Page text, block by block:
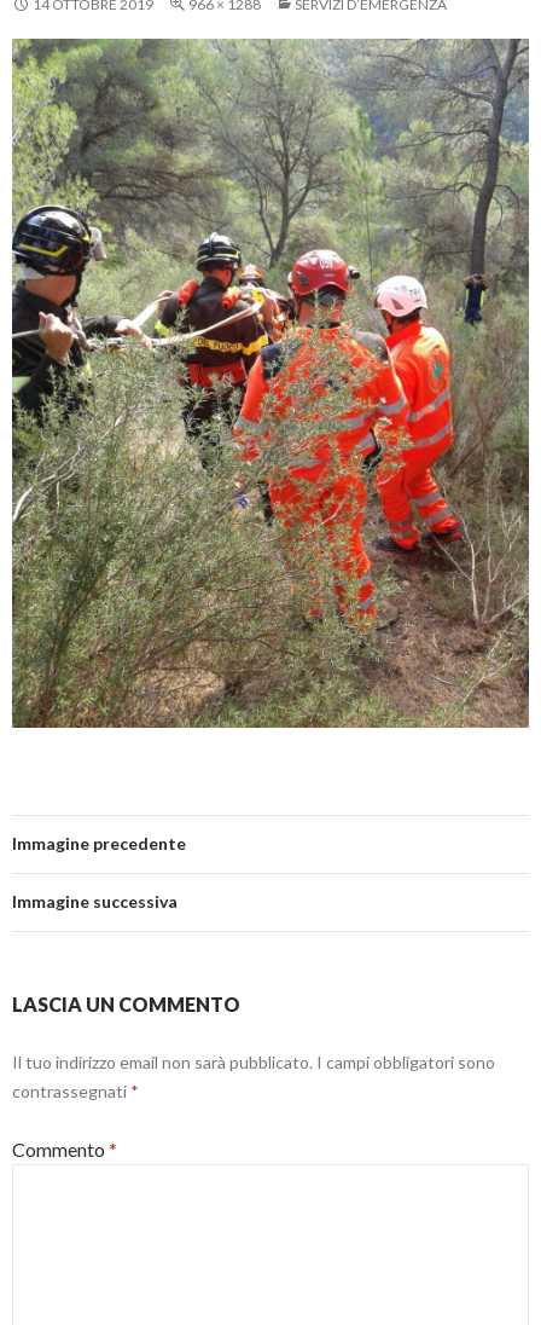
14 OTTOBRE 2019 966 × 1288 SERVIZI D’EMERGENZA
Immagine precedente
Immagine successiva
LASCIA UN COMMENTO
Il tuo indirizzo email non sarà pubblicato. I campi obbligatori sono
contrassegnati *
Commento *